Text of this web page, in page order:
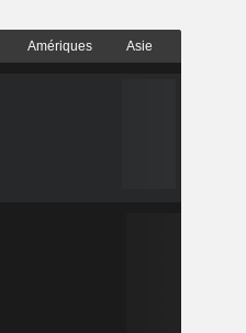
Amériques Asie